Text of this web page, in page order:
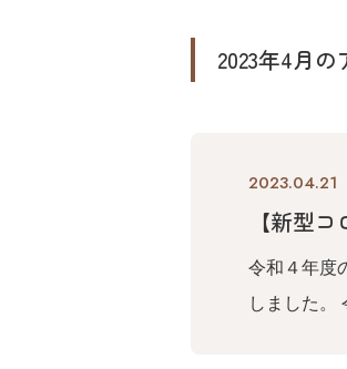
2023年4月
2023.04.21
【新型
令和４年度
しました。